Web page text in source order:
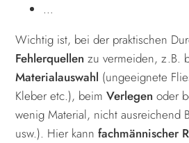
…
Wichtig ist, bei der praktischen
Fehlerquellen zu vermeiden, z.B.
Materialauswahl (ungeeignete
Kleber etc.), beimVerlegen oder
wenig Material, nicht ausreichend
usw.). Hier kannfachmännischer